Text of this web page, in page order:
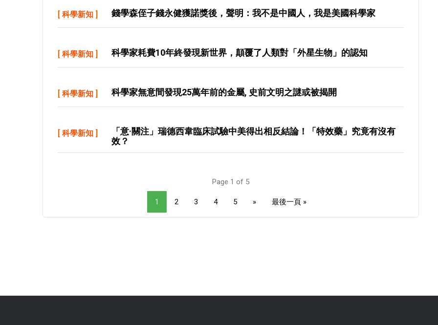
[ 科學新知 ] 錢學森侄子錢永健獲諾獎後，聲明：我不是中國人，我是美國科學家
[ 科學新知 ] 科學家耗費10年終發現新世界，顛覆了人類對「外星生物」的認知
[ 科學新知 ] 科學家無意間發現25萬年前的金屬, 史前文明之謎或被揭開
[ 科學新知 ]
「意·關注」瑞德西韋臨床試驗中美得出相反結論！「特效藥」究竟有沒有
效？
Page 1 of 5
1 2 3 4 5 » 最後一頁 »